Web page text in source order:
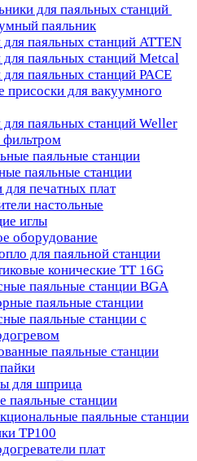
для паяльных станций
паяльник
паяльных станций ATTEN
паяльных станций Metcal
паяльных станций PACE
присоски для вакуумного
паяльных станций Weller
паяльные станции
паяльные станции
для печатных плат
настольные
иглы
оборудование
для паяльной станции
конические TT 16G
паяльные станции BGA
паяльные станции
паяльные станции с
паяльные станции
для шприца
паяльные станции
паяльные станции
TP100
плат